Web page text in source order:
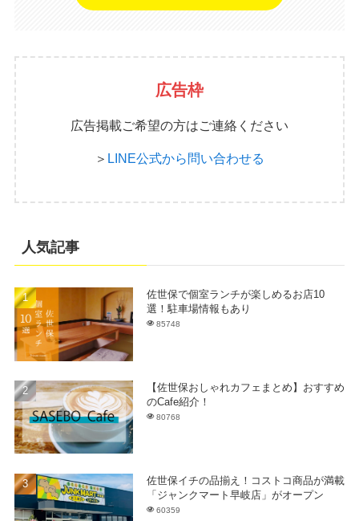
広告枠
広告掲載ご希望の方はご連絡ください
＞ LINE公式から問い合わせる
人気記事
佐世保で個室ランチが楽しめるお店10
選！駐車場情報もあり
85748
【佐世保おしゃれカフェまとめ】おすすめ
のCafe紹介！
80768
佐世保イチの品揃え！コストコ商品が満載
「ジャンクマート早岐店」がオープン
60359